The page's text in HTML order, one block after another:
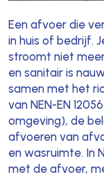
Een afvoer die
in huis of bedrijf.
stroomt niet
en sanitair is
samen met het
van NEN-EN
omgeving), de
afvoeren van
en wasruimte. In
met de afvoer,